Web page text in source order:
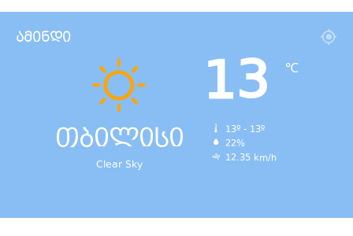
ამინდი
თბილისი
Clear Sky
13 ℃
13º - 13º
22%
12.35 km/h